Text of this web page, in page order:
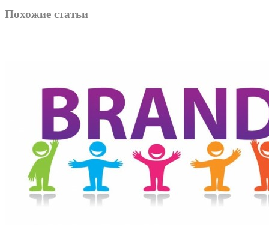
Похожие статьи